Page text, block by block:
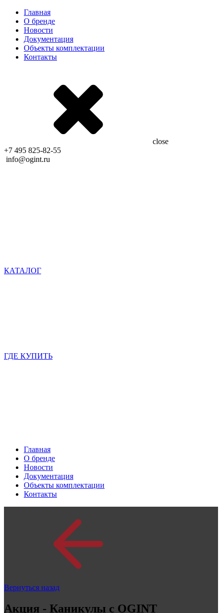
Главная
О бренде
Новости
Документация
Объекты комплектации
Контакты
close
+7 495 825-82-55
info@ogint.ru
КАТАЛОГ
ГДЕ КУПИТЬ
Главная
О бренде
Новости
Документация
Объекты комплектации
Контакты
Вернуться назад
Акция - Каникулы с OGINT